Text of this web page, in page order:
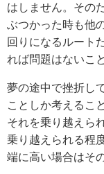
はしません。その
ぶつかった時も他
回りになるルート
れば問題はないこ
夢の途中で挫折し
ことしか考えるこ
それを乗り越えら
乗り越えられる程
端に高い場合はそ